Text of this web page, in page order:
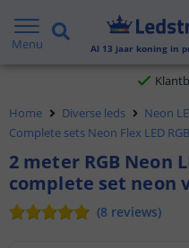
Menu Al 13 jaar koning in
Gratis
Voor 23:45 uur
Home Diverse leds
Neon
Complete sets Neon Flex LED
2 meter RGB Neon
complete set neon
(8 reviews)